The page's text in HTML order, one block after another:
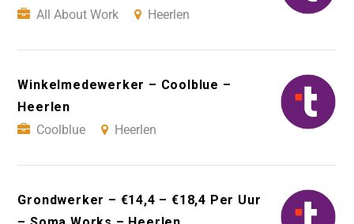
All About Work
Heerlen
Winkelmedewerker – Coolblue –
Heerlen
Coolblue
Heerlen
Grondwerker – €14,4 – €18,4 Per Uur